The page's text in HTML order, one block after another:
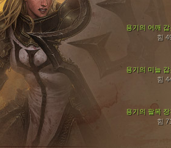
용기의 미늘 갑
힘
용기의 팔목 장
힘
용기의 어깨 갑
힘